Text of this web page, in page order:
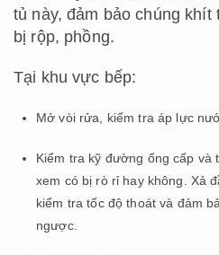
tủ này, đảm bảo chúng khít
bị rộp, phồng.
Tại khu vực bếp:
Mở vòi rửa, kiểm tra áp lực
Kiểm tra kỹ đường ống cấp
xem có bị rò rỉ hay không. Xả
kiểm tra tốc độ thoát và đảm
ngược.